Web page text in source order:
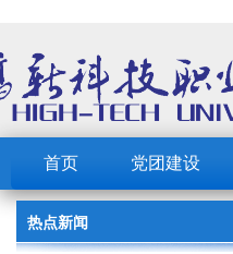
首页 党团建设
热点新闻